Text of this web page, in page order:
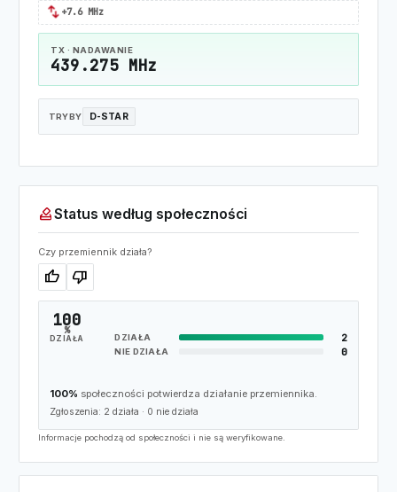
swap_horiz+7.6 MHz
TX · NADAWANIE
439.275 MHz
TRYBY D-STAR
how_to_voteStatus według społeczności
Czy przemiennik działa?
thumb_up thumb_down
100
%
DZIAŁA DZIAŁA 2
NIE DZIAŁA 0
100% społeczności potwierdza działanie przemiennika.
Zgłoszenia: 2 działa · 0 nie działa
Informacje pochodzą od społeczności i nie są weryfikowane.